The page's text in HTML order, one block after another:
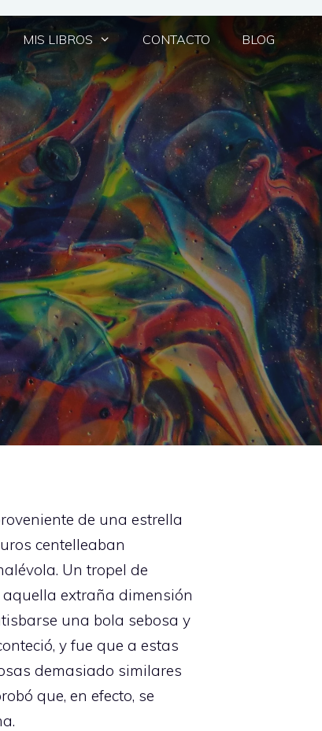
MIS LIBROS CONTACTO BLOG
de una estrella
centelleaban
Un tropel de
extraña dimensión
una bola sebosa y
y fue que a estas
demasiado similares
que, en efecto, se